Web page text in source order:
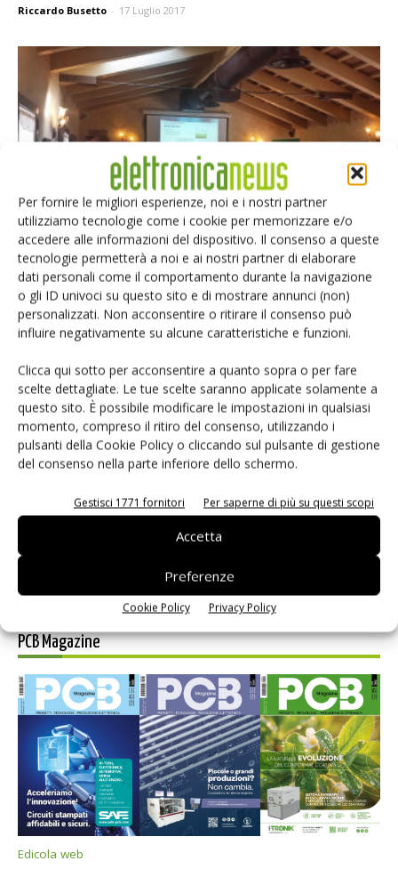
Per fornire le migliori esperienze, noi e i nostri partner
utilizziamo tecnologie come i cookie per memorizzare e/o
accedere alle informazioni del dispositivo. Il consenso a queste
tecnologie permetterà a noi e ai nostri partner di elaborare
dati personali come il comportamento durante la navigazione
o gli ID univoci su questo sito e di mostrare annunci (non)
personalizzati. Non acconsentire o ritirare il consenso può
influire negativamente su alcune caratteristiche e funzioni.
Clicca qui sotto per acconsentire a quanto sopra o per fare
scelte dettagliate. Le tue scelte saranno applicate solamente a
questo sito. È possibile modificare le impostazioni in qualsiasi
momento, compreso il ritiro del consenso, utilizzando i
pulsanti della Cookie Policy o cliccando sul pulsante di gestione
del consenso nella parte inferiore dello schermo.
Gestisci 1771 fornitori Per saperne di più su questi scopi
Accetta
Preferenze
Cookie Policy Privacy Policy
Riccardo Busetto - 17 Luglio 2017
Sette anni di presentazioni
Riccardo Busetto - 18 Marzo 2015
Selezione di elettronica
PCB Magazine
Edicola web